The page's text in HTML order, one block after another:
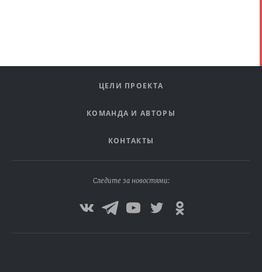
ЦЕЛИ ПРОЕКТА
КОМАНДА И АВТОРЫ
КОНТАКТЫ
Следите за новостями: